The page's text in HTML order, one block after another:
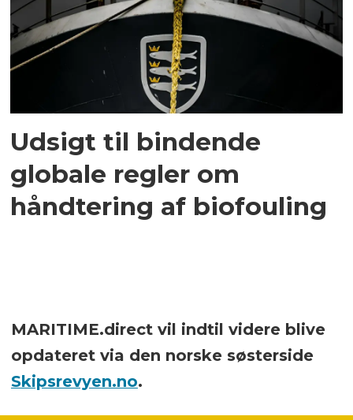
Udsigt til bindende
globale regler om
håndtering af biofouling
MARITIME.direct vil indtil videre blive
opdateret via den norske søsterside
Skipsrevyen.no.